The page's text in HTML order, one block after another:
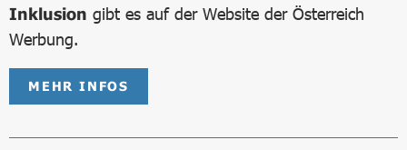
Inklusion gibt es auf der Website der Österreich
Werbung.
MEHR INFOS